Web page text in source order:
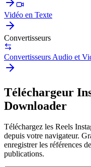
Vidéo en Texte
Convertisseurs
Convertisseurs Audio et
Téléchargeur
Downloader
Téléchargez les Reels
depuis votre navigateur.
enregistrer les références
publications.